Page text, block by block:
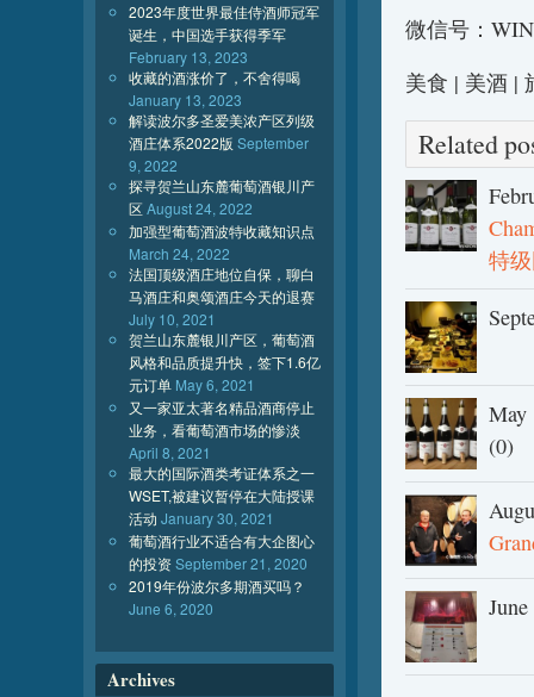
微信号：
美食 | 美酒 |
Related
特
May
(0)
2023年度世界最佳侍酒师冠军
诞生，中国选手获得季军
February 13, 2023
收藏的酒涨价了，不舍得喝
January 13, 2023
解读波尔多圣爱美浓产区列级
酒庄体系2022版 September
9, 2022
探寻贺兰山东麓葡萄酒银川产
区August 24, 2022
加强型葡萄酒波特收藏知识点
March 24, 2022
法国顶级酒庄地位自保，聊白
马酒庄和奥颂酒庄今天的退赛
July 10, 2021
贺兰山东麓银川产区，葡萄酒
风格和品质提升快，签下1.6亿
元订单 May 6, 2021
又一家亚太著名精品酒商停止
业务，看葡萄酒市场的惨淡
April 8, 2021
最大的国际酒类考证体系之一
WSET,被建议暂停在大陆授课
活动 January 30, 2021
葡萄酒行业不适合有大企图心
的投资September 21, 2020
2019年份波尔多期酒买吗？
June 6, 2020
Archives